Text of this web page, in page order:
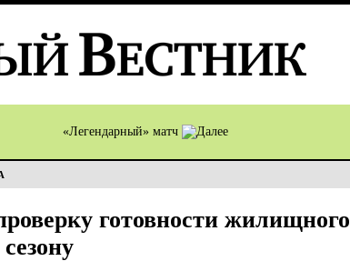
«Легендарный» матч
готовности жилищного